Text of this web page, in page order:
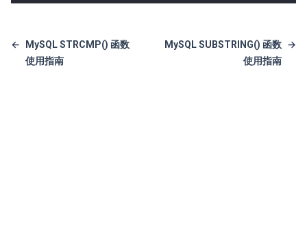
←
MySQL STRCMP() 函数
使用指南
MySQL SUBSTRING() 函数
使用指南
→